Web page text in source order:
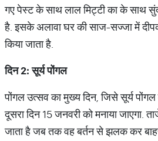
गए पेस्ट के साथ लाल मिट्टी का के साथ
है. इसके अलावा घर की साज-सज्जा में
किया जाता है.
दिन2:सूर्य पोंगल
पोंगल उत्सव का मुख्य दिन, जिसे सूर्य
दूसरा दिन 15 जनवरी को मनाया जाएगा.
जाता है जब तक वह बर्तन से झलक कर